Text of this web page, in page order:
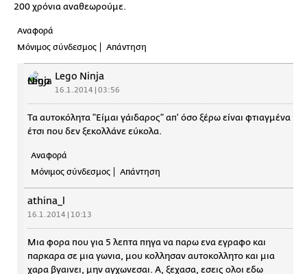
200 χρόνια αναθεωρούμε.
Αναφορά
Μόνιμος σύνδεσμος
Απάντηση
Lego Ninja
16.1.2014 | 03:56
Τα αυτοκόλητα "Είμαι γάιδαρος" απ' όσο ξέρω είναι φτιαγμένα
έτσι που δεν ξεκολλάνε εύκολα.
Αναφορά
Μόνιμος σύνδεσμος
Απάντηση
athina_l
16.1.2014 | 10:13
Μια φορα που για 5 λεπτα πηγα να παρω ενα εγραφο και
παρκαρα σε μια γωνια, μου κολλησαν αυτοκολλητο και μια
χαρα βγαινει, μην αγχωνεσαι. Α, ξεχασα, εσεις ολοι εδω